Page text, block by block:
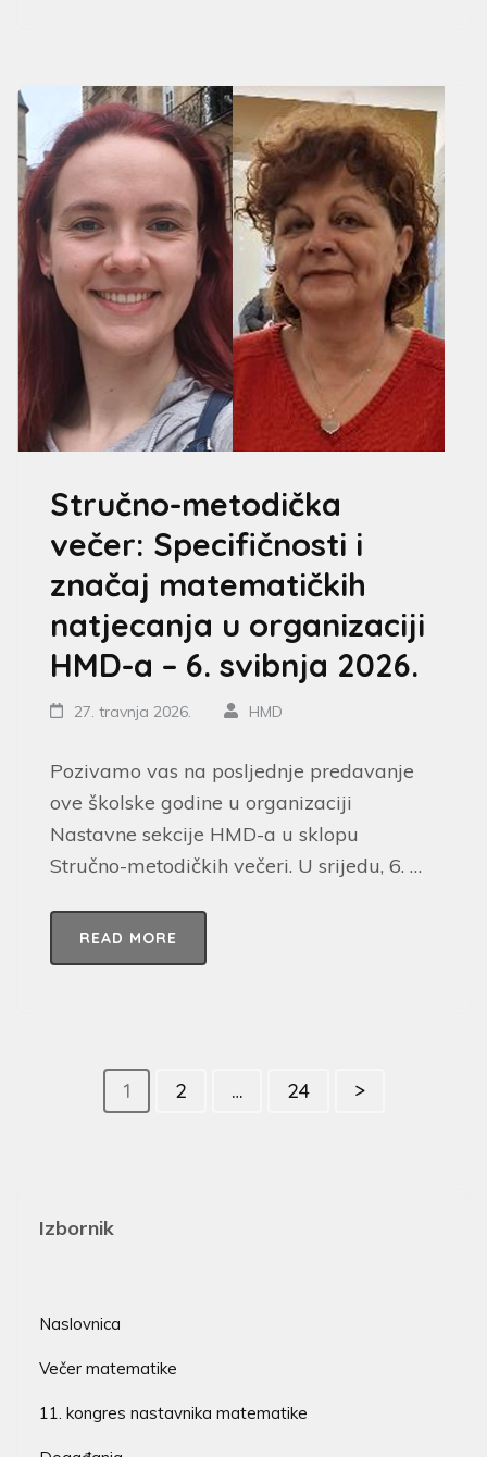
Stručno-metodička
večer: Specifičnosti i
značaj matematičkih
natjecanja u organizaciji
HMD-a – 6. svibnja 2026.
27. travnja 2026. HMD
Pozivamo vas na posljednje predavanje
ove školske godine u organizaciji
Nastavne sekcije HMD-a u sklopu
Stručno-metodičkih večeri. U srijedu, 6. …
READ MORE
1 2 … 24 >
Izbornik
Naslovnica
Večer matematike
11. kongres nastavnika matematike